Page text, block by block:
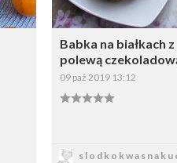
Babka na białkach z
polewą
09 paź 2019 13:12